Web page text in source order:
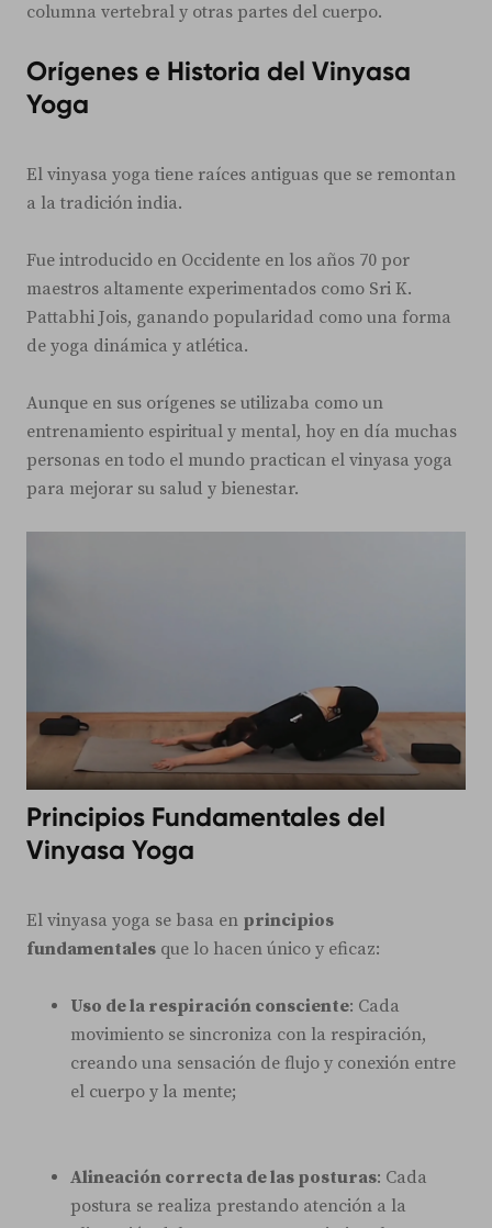
columna vertebral y otras partes del cuerpo.
Orígenes e Historia del Vinyasa
Yoga
El vinyasa yoga tiene raíces antiguas que se remontan
a la tradición india.
Fue introducido en Occidente en los años 70 por
maestros altamente experimentados como Sri K.
Pattabhi Jois, ganando popularidad como una forma
de yoga dinámica y atlética.
Aunque en sus orígenes se utilizaba como un
entrenamiento espiritual y mental, hoy en día muchas
personas en todo el mundo practican el vinyasa yoga
para mejorar su salud y bienestar.
Principios Fundamentales del
Vinyasa Yoga
El vinyasa yoga se basa en principios
fundamentales que lo hacen único y eficaz:
Uso de la respiración consciente: Cada
movimiento se sincroniza con la respiración,
creando una sensación de flujo y conexión entre
el cuerpo y la mente;
Alineación correcta de las posturas: Cada
postura se realiza prestando atención a la